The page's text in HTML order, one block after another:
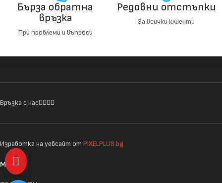
Бърза обратна
връзка
При проблеми и въпроси
Редовни отстъпки
За всички клиенти
Връзка с нас
Изработка на уебсайт от PIXELPLUS.bg
МЕНЮ